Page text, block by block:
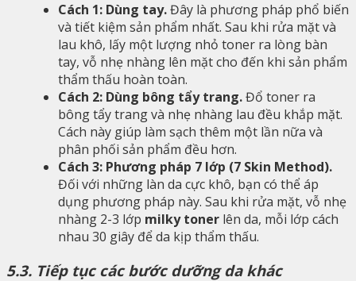
Cách 1: Dùng tay.Đây là phương pháp phổ biến
và tiết kiệm sản phẩm nhất. Sau khi rửa mặt và
lau khô, lấy một lượng nhỏ toner ra lòng bàn
tay, vỗ nhẹ nhàng lên mặt cho đến khi sản phẩm
thẩm thấu hoàn toàn.
Cách 2: Dùng bông tẩy trang.Đổ toner ra
bông tẩy trang và nhẹ nhàng lau đều khắp mặt.
Cách này giúp làm sạch thêm một lần nữa và
phân phối sản phẩm đều hơn.
Cách 3: Phương pháp 7 lớp (7 Skin Method).
Đối với những làn da cực khô, bạn có thể áp
dụng phương pháp này. Sau khi rửa mặt, vỗ nhẹ
nhàng 2-3 lớp milky toner lên da, mỗi lớp cách
nhau 30 giây để da kịp thẩm thấu.
5.3. Tiếp tục các bước dưỡng da khác